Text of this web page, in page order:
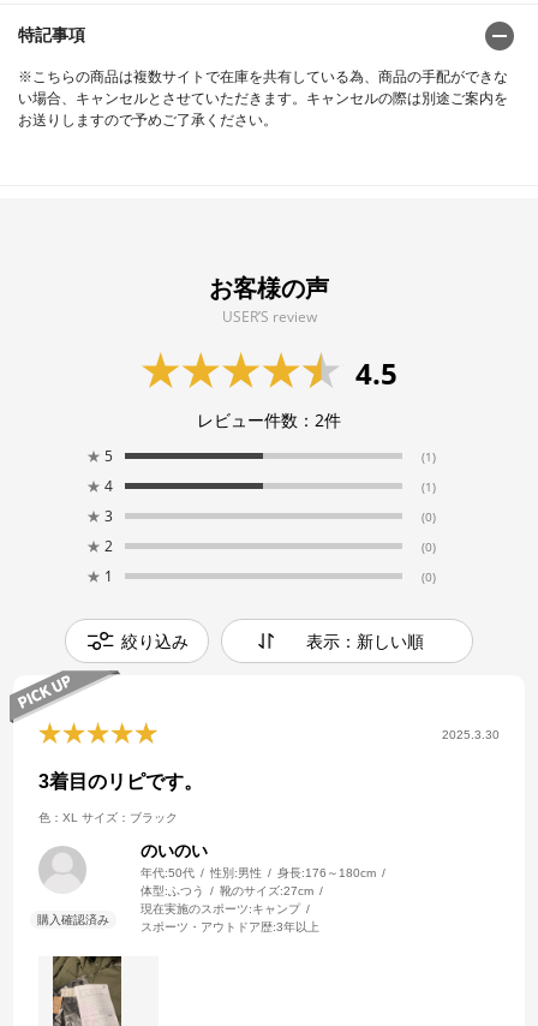
特記事項
※こちらの商品は複数サイトで在庫を共有している為、商品の手配ができな
い場合、キャンセルとさせていただきます。キャンセルの際は別途ご案内を
お送りしますので予めご了承ください。
お客様の声
USER’S review
4.5
レビュー件数： 2件
★ 5 (1)
★ 4 (1)
★ 3 (0)
★ 2 (0)
★ 1 (0)
絞り込み 表示：新しい順
2025.3.30
3着目のリピです。
色：XL サイズ：ブラック
のいのい
年代:50代 性別:男性 身長:176～180cm
体型: ふつう 靴のサイズ:27cm
現在実施のスポーツ:キャンプ
スポーツ・アウトドア歴:3年以上